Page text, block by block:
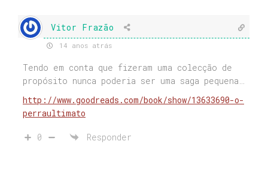
Vitor Frazão
14 anos atrás
Tendo em conta que fizeram uma colecção de
propósito nunca poderia ser uma saga pequena…
http://www.goodreads.com/book/show/13633690-o-
perraultimato
0 Responder